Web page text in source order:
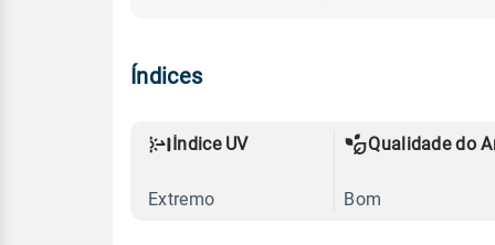
Índices
Índice UV
Extremo
Qualidade do
Bom